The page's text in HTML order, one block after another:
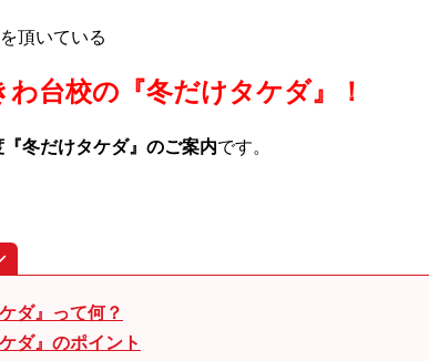
頂いている
わ台校の『冬だけタケダ』！
冬だけタケダ』のご案内です。
ダ』って何？
ダ』のポイント